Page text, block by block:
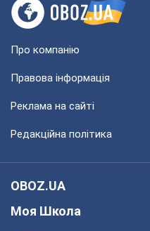
Про компанію
Правова інформація
Реклама на сайті
Редакційна політика
OBOZ.UA
Моя Школа